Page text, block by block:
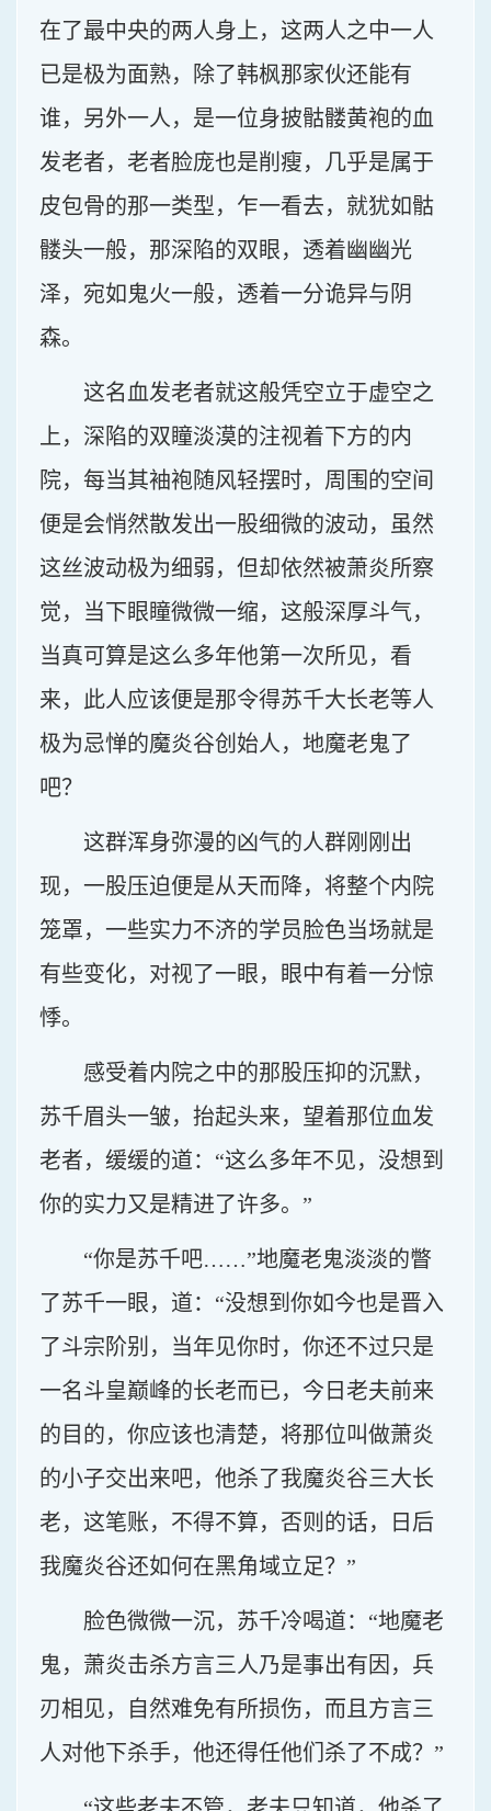
在了最中央的两人身上，这两人之中一人
已是极为面熟，除了韩枫那家伙还能有
谁，另外一人，是一位身披骷髅黄袍的血
发老者，老者脸庞也是削瘦，几乎是属于
皮包骨的那一类型，乍一看去，就犹如骷
髅头一般，那深陷的双眼，透着幽幽光
泽，宛如鬼火一般，透着一分诡异与阴
森。
这名血发老者就这般凭空立于虚空之
上，深陷的双瞳淡漠的注视着下方的内
院，每当其袖袍随风轻摆时，周围的空间
便是会悄然散发出一股细微的波动，虽然
这丝波动极为细弱，但却依然被萧炎所察
觉，当下眼瞳微微一缩，这般深厚斗气，
当真可算是这么多年他第一次所见，看
来，此人应该便是那令得苏千大长老等人
极为忌惮的魔炎谷创始人，地魔老鬼了
吧？
这群浑身弥漫的凶气的人群刚刚出
现，一股压迫便是从天而降，将整个内院
笼罩，一些实力不济的学员脸色当场就是
有些变化，对视了一眼，眼中有着一分惊
悸。
感受着内院之中的那股压抑的沉默，
苏千眉头一皱，抬起头来，望着那位血发
老者，缓缓的道：“这么多年不见，没想到
你的实力又是精进了许多。”
“你是苏千吧……”地魔老鬼淡淡的瞥
了苏千一眼，道：“没想到你如今也是晋入
了斗宗阶别，当年见你时，你还不过只是
一名斗皇巅峰的长老而已，今日老夫前来
的目的，你应该也清楚，将那位叫做萧炎
的小子交出来吧，他杀了我魔炎谷三大长
老，这笔账，不得不算，否则的话，日后
我魔炎谷还如何在黑角域立足？”
脸色微微一沉，苏千冷喝道：“地魔老
鬼，萧炎击杀方言三人乃是事出有因，兵
刃相见，自然难免有所损伤，而且方言三
人对他下杀手，他还得任他们杀了不成？”